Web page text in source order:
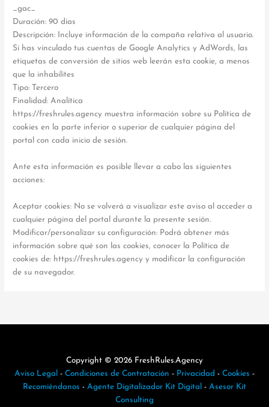
_gac_
Duración: 90 días
Descripción: Incluye información de la campaña relativa al usuario.
Si has vinculado tus cuentas de Google Analytics y AdWords, las
etiquetas de conversión de sitios web leerán esta cookie, a menos
que la inhabilites
Tipo: Tercero
Finalidad: Analítica
https://freshrules.agency muestra información sobre su Política de
cookies en la parte inferior o superior de cualquier página del
portal con cada inicio de sesión.
Ante esta información es posible llevar a cabo las siguientes
acciones:
Aceptar cookies: No se volverá a visualizar este aviso al acceder a
cualquier página del portal durante la presente sesión.
Modificar/personalizar su configuración: Podrá obtener más
información sobre qué son las cookies, conocer la Política de
cookies de: https://freshrules.agency y modificar la configuración
de su navegador.
Copyright © 2026 FreshRules.Agency
Aviso Legal
- Condiciones de Contratación - Privacidad - Cookies -
Recomiéndanos - Agente Digitalizador Kit Digital - Asesor Kit
Consulting